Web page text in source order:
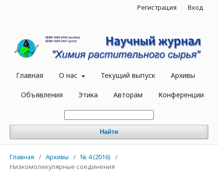
Главная О нас Текущий выпуск Архивы
Объявления Этика Авторам Конференции
Найти
Регистрация Вход
Главная / Архивы / № 4 (2016)
/
Низкомолекулярные соединения